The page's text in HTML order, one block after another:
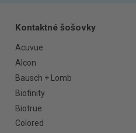
Kontaktné šošovky
Acuvue
Alcon
Bausch + Lomb
Biofinity
Biotrue
Colored